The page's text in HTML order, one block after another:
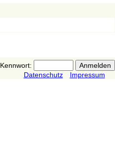
Kennwort:
Datenschutz
Impressum